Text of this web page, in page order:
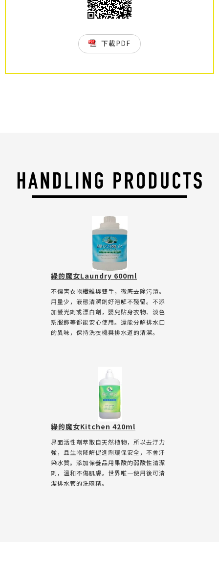
下載PDF
綠的魔女Laundry 600ml
不傷害衣物纖維與雙手，徹底去除污漬。
用量少，液態清潔劑好溶解不殘留。不添
加螢光劑或漂白劑，嬰兒貼身衣物、淡色
系服飾等都能安心使用。還能分解排水口
的異味，保持洗衣機與排水道的清潔。
綠的魔女Kitchen 420ml
界面活性劑萃取自天然植物，所以去汙力
強，且生物降解促進劑環保安全，不會汙
染水質。添加保養品用果酸的弱酸性清潔
劑，溫和不傷肌膚。世界唯一使用後可清
潔排水管的洗碗精。